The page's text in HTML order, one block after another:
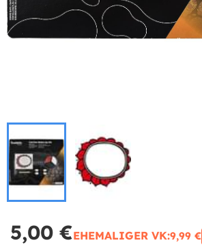
5,00 €EHEMALIGER VK:9,99 €